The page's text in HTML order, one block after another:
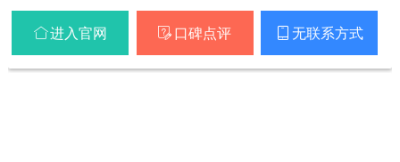
进入官网  口碑点评  无联系方式